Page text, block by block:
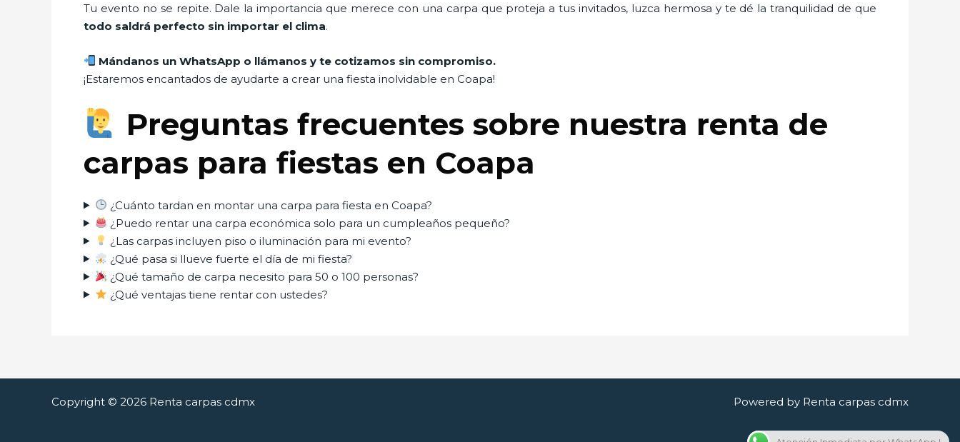
Tu evento no se repite. Dale la importancia que merece con una carpa que proteja a tus invitados, luzca hermosa y te dé la tranquilidad de que
todo saldrá perfecto sin importar el clima.
Mándanos un WhatsApp o llámanos y te cotizamos sin compromiso.
¡Estaremos encantados de ayudarte a crear una fiesta inolvidable en Coapa!
Preguntas frecuentes sobre nuestra renta de
carpas para fiestas en Coapa
¿Cuánto tardan en montar una carpa para fiesta en Coapa?
¿Puedo rentar una carpa económica solo para un cumpleaños pequeño?
¿Las carpas incluyen piso o iluminación para mi evento?
¿Qué pasa si llueve fuerte el día de mi fiesta?
¿Qué tamaño de carpa necesito para 50 o 100 personas?
¿Qué ventajas tiene rentar con ustedes?
Copyright © 2026 Renta carpas cdmx Powered by Renta carpas cdmx